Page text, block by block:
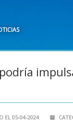
EL 05-04-2024